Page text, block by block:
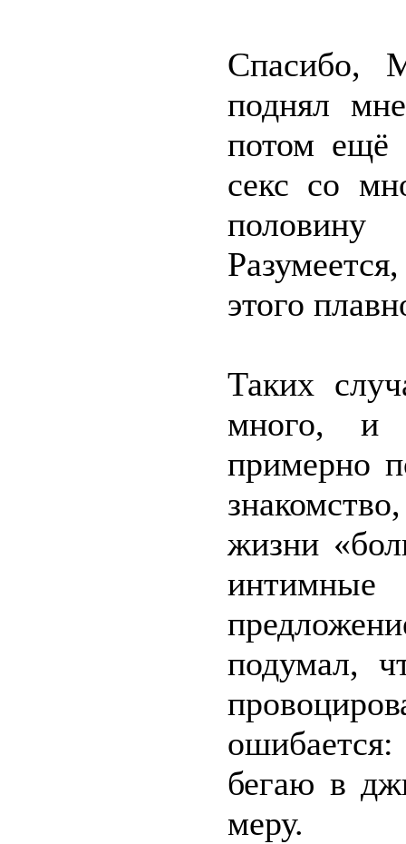
Спасибо,
поднял
потом ещё
секс со
этого
Таких
много, и
примерно
жизни
интимные
подумал,
бегаю в
меру.